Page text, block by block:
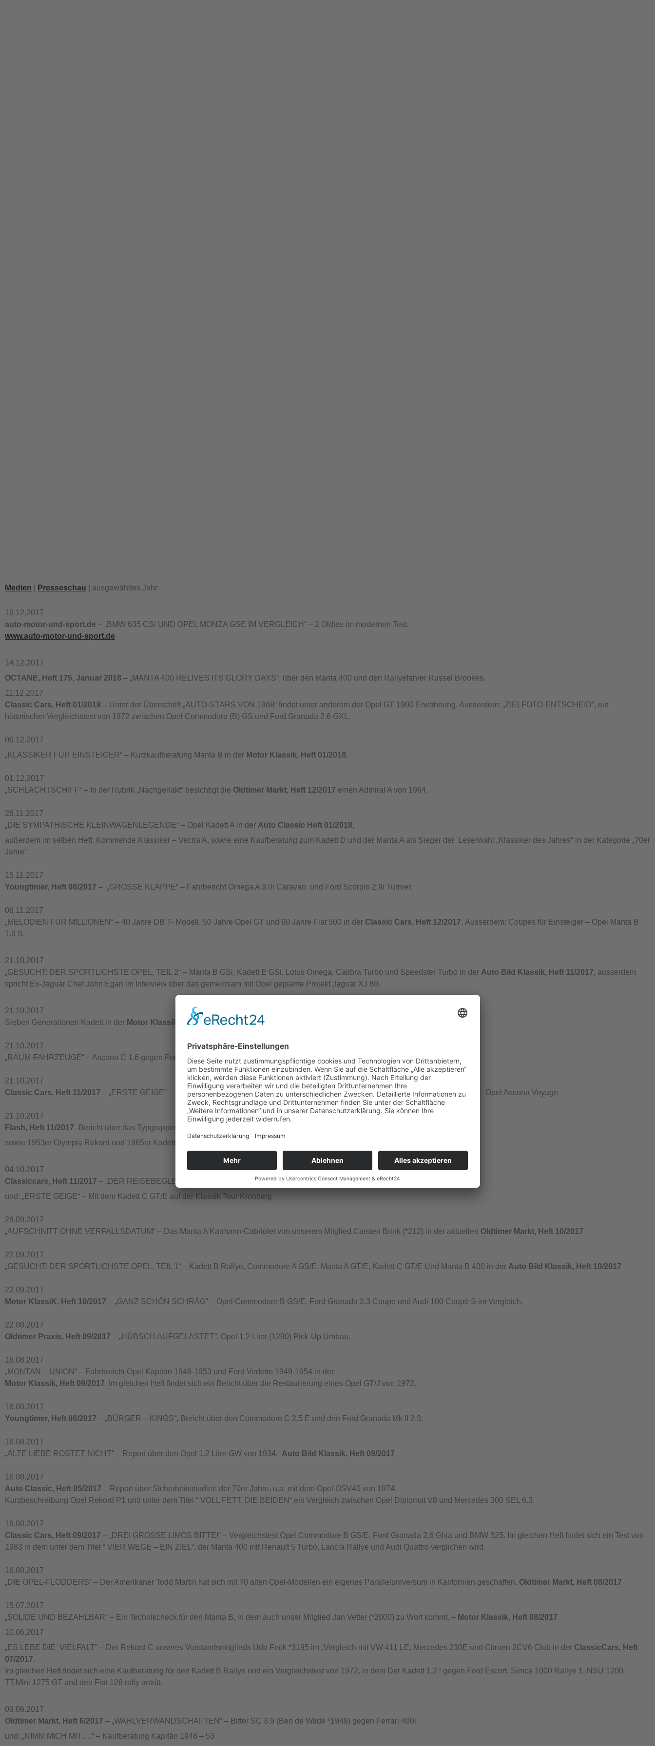
Medien Presseschau | ausgewähltes Jahr
19.12.2017
auto-motor-und-sport.de – „BMW 635 CSi UND OPEL MONZA GSE IM VERGLEICH“ – 2 Oldies im modernen Test.
www.auto-motor-und-sport.de
14.12.2017
OCTANE, Heft 175, Januar 2018 – „MANTA 400 RELIVES ITS GLORY DAYS“, über den Manta 400 und den Rallyefahrer Russel Brookes.
11.12.2017
Classic Cars, Heft 01/2018 – Unter der Überschrift „AUTO-STARS VON 1968“ findet unter anderem der Opel GT 1900 Erwähnung. Ausserdem: „ZIELFOTO-ENTSCHEID“, ein
historischer Vergleichstest von 1972 zwischen Opel Commodore (B) GS und Ford Granada 2.6 GXL.
06.12.2017
„KLASSIKER FÜR EINSTEIGER“ – Kurzkaufberatung Manta B in der Motor Klassik, Heft 01/2018.
01.12.2017
„SCHLACHTSCHIFF“ – In der Rubrik „Nachgehakt“ besichtigt die Oldtimer Markt, Heft 12/2017 einen Admiral A von 1964.
28.11.2017
„DIE SYMPATHISCHE KLEINWAGENLEGENDE“ – Opel Kadett A in der Auto Classic Heft 01/2018,
außerdem im selben Heft: Kommende Klassiker – Vectra A, sowie eine Kaufberatung zum Kadett D und der Manta A als Sieger der Leserwahl „Klassiker des Jahres“ in der Kategorie „70er
Jahre“.
15.11.2017
Youngtimer, Heft 08/2017 – „GROSSE KLAPPE“ – Fahrbericht Omega A 3.0i Caravan und Ford Scorpio 2.9i Turnier.
06.11.2017
„MELODIEN FÜR MILLIONEN“ – 40 Jahre DB T- Modell, 50 Jahre Opel GT und 60 Jahre Fiat 500 in der Classic Cars, Heft 12/2017. Ausserdem: Coupes für Einsteiger – Opel Manta B
1.9 S.
21.10.2017
„GESUCHT: DER SPORTLICHSTE OPEL, TEIL 2“ – Manta B GSi, Kadett E GSi, Lotus Omega, Calibra Turbo und Speedster Turbo in der Auto Bild Klassik, Heft 11/2017, ausserdem
spricht Ex-Jaguar Chef John Egan im Interview über das gemeinsam mit Opel geplante Projekt Jaguar XJ 80.
21.10.2017
Sieben Generationen Kadett in der Motor Klassik, Heft 11/2017
21.10.2017
„RAUM-FAHRZEUGE“ – Ascona C 1.6 gegen Ford Sierra 1.6 in derYoungtimer, Heft 07/2017
21.10.2017
Classic Cars, Heft 11/2017 – „ERSTE GEIGE“ – mit dem Kadett C GT/E auf der Klassik Tour Kronberg, sowie „DER REISEBEGLEITER“ – Opel Ascona Voyage
21.10.2017
Flash, Heft 11/2017 -Bericht über das Typgruppentreffen Rekord C/Commodore A der ALT-OPEL IG in Deißlingen
sowie 1953er Olympia Rekord und 1965er Kadett A Luxus
04.10.2017
Classiccars, Heft 11/2017 – „DER REISEBEGLEITER“ . Kurzvorstellung Ascona A Voyage
und: „ERSTE GEIGE“ – Mit dem Kadett C GT/E auf der Klassik Tour Kronberg
28.09.2017
„AUFSCHNITT OHNE VERFALLSDATUM“ – Das Manta A Karmann-Cabriolet von unserem Mitglied Carsten Brink (*212) in der aktuellen Oldtimer Markt, Heft 10/2017
22.09.2017
„GESUCHT: DER SPORTLICHSTE OPEL, TEIL 1“ – Kadett B Rallye, Commodore A GS/E, Manta A GT/E, Kadett C GT/E Und Manta B 400 in der Auto Bild Klassik, Heft 10/2017
22.09.2017
Motor KlassiK, Heft 10/2017 – „GANZ SCHÖN SCHRÄG“ – Opel Commodore B GS/E, Ford Granada 2.3 Coupe und Audi 100 Coupé S im Vergleich.
22.08.2017
Oldtimer Praxis, Heft 09/2017 – „HÜBSCH AUFGELASTET“, Opel 1,2 Liter (1290) Pick-Up Umbau.
16.08.2017
„MONTAN – UNION“ – Fahrbericht Opel Kapitän 1948-1953 und Ford Vedette 1949-1954 in der
Motor Klassik, Heft 09/2017. Im gleichen Heft findet sich ein Bericht über die Restaurierung eines Opel GT/J von 1972.
16.08.2017
Youngtimer, Heft 06/2017 – „BÜRGER – KINGS“, Bericht über den Commodore C 2.5 E und den Ford Granada Mk II 2.3.
16.08.2017
„ALTE LIEBE ROSTET NICHT“ – Report über den Opel 1.2 Liter GW von 1934. Auto Bild Klassik, Heft 09/2017
16.08.2017
Auto Classic, Heft 05/2017 – Report über Sicherheitsstudien der 70er Jahre, u.a. mit dem Opel OSV40 von 1974,
Kurzbeschreibung Opel Rekord P1 und unter dem Titel “ VOLL FETT, DIE BEIDEN“,ein Vergleich zwischen Opel Diplomat V8 und Mercedes 300 SEL 6.3.
16.08.2017
Classic Cars, Heft 09/2017 – „DREI GROSSE LIMOS BITTE!“ – Vergleichstest Opel Commodore B GS/E, Ford Granada 2.6 Ghia und BMW 525. Im gleichen Heft findet sich ein Test von
1983 in dem unter dem Titel “ VIER WEGE – EIN ZIEL“, der Manta 400 mit Renault 5 Turbo, Lancia Rallye und Audi Quattro verglichen wird.
16.08.2017
„DIE OPEL-FLODDERS“ – Der Amerikaner Todd Martin hat sich mit 70 alten Opel-Modellen ein eigenes Paralleluniversum in Kalifornien geschaffen. Oldtimer Markt, Heft 08/2017
15.07.2017
„SOLIDE UND BEZAHLBAR“ – Ein Technikcheck für den Manta B, in dem auch unser Mitglied Jan Vetter (*2000) zu Wort kommt. – Motor Klassik, Heft 08/2017
10.06.2017
„ES LEBE DIE VIELFALT“ – Der Rekord C unseres Vorstandsmitglieds Udo Feck *3195 im „Vergleich mit VW 411 LE, Mercedes 230E und Citroen 2CV6 Club in der ClassicCars, Heft
07/2017.
Im gleichen Heft findet sich eine Kaufberatung für den Kadett B Rallye und ein Vergleichstest von 1972, in dem Der Kadett 1,2 l gegen Ford Escort, Simca 1000 Rallye 1, NSU 1200
TT,Mini 1275 GT und den Fiat 128 rally antritt.
09.06.2017
Oldtimer Markt, Heft 6/2017 – „WAHLVERWANDSCHAFTEN“ – Bitter SC 3.9 (Ben de Wilde *1949) gegen Ferrari 400i
und: „NIMM MICH MIT….“ – Kaufberatung Kapitän 1948 – 53